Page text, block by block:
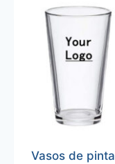
Vasos de pinta